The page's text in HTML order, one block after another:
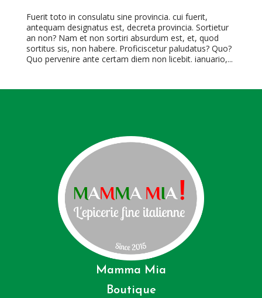
Fuerit toto in consulatu sine provincia. cui fuerit,
antequam designatus est, decreta provincia. Sortietur
an non? Nam et non sortiri absurdum est, et, quod
sortitus sis, non habere. Proficiscetur paludatus? Quo?
Quo pervenire ante certam diem non licebit. ianuario,...
Mamma Mia
Boutique